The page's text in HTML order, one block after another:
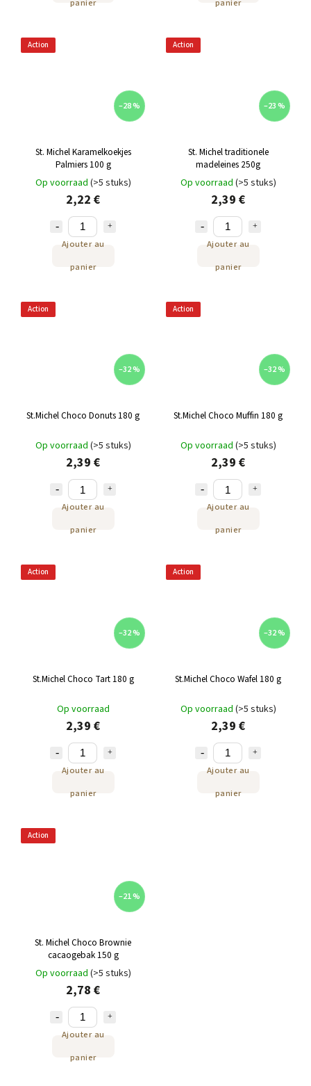
panier panier
Action
–28 %
St. Michel Karamelkoekjes
Palmiers 100 g
Op voorraad (>5 stuks)
2,22 €
Ajouter au
panier
Action
–23 %
St. Michel traditionele
madeleines 250g
Op voorraad (>5 stuks)
2,39 €
Ajouter au
panier
Action
–32 %
St.Michel Choco Donuts 180 g
Op voorraad (>5 stuks)
2,39 €
Ajouter au
panier
Action
–32 %
St.Michel Choco Muffin 180 g
Op voorraad (>5 stuks)
2,39 €
Ajouter au
panier
Action
–32 %
St.Michel Choco Tart 180 g
Op voorraad
2,39 €
Ajouter au
panier
Action
–32 %
St.Michel Choco Wafel 180 g
Op voorraad (>5 stuks)
2,39 €
Ajouter au
panier
Action
–21 %
St. Michel Choco Brownie
cacaogebak 150 g
Op voorraad (>5 stuks)
2,78 €
Ajouter au
panier